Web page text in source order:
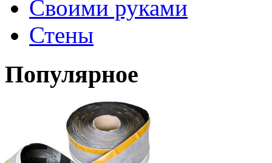
Своими руками
Стены
Популярное